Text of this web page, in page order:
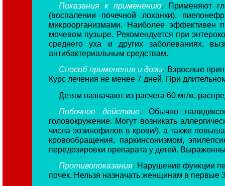
Показания к применению. Применяют
(воспалении почечной лоханки),
микроорганизмами. Наиболее эффективен
мочевом пузыре. Рекомендуется при
среднего уха и других заболеваниях,
антибактериальным средствам.
Способ применения и дозы. Взрослые
Курс лечения не менее 7 дней. При
Детям назначают из расчета 60 мг/кг,
Побочное действие. Обычно
головокружение. Могут возникать
числа эозинофилов в крови/), а также
кровообращения, паркинсонизмом,
передозировки препарата у детей.
Противопоказания. Нарушение функции
почек. Нельзя назначать женщинам в первые